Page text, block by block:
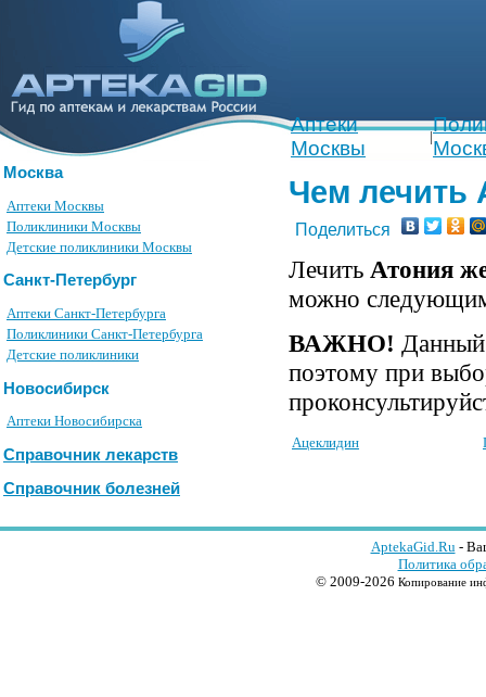
Аптеки
Москвы
|
Москва
Аптеки Москвы
Поликлиники Москвы
Детские поликлиники Москвы
Санкт-Петербург
Аптеки Санкт-Петербурга
Поликлиники Санкт-Петербурга
Детские поликлиники
Новосибирск
Аптеки Новосибирска
Справочник лекарств
Справочник болезней
Чем лечить
Поделиться
Лечить Атония
можно
ВАЖНО! Данный
поэтому при
Ацеклидин
AptekaGid.Ru-
Политика
© 2009-2026 Копирование